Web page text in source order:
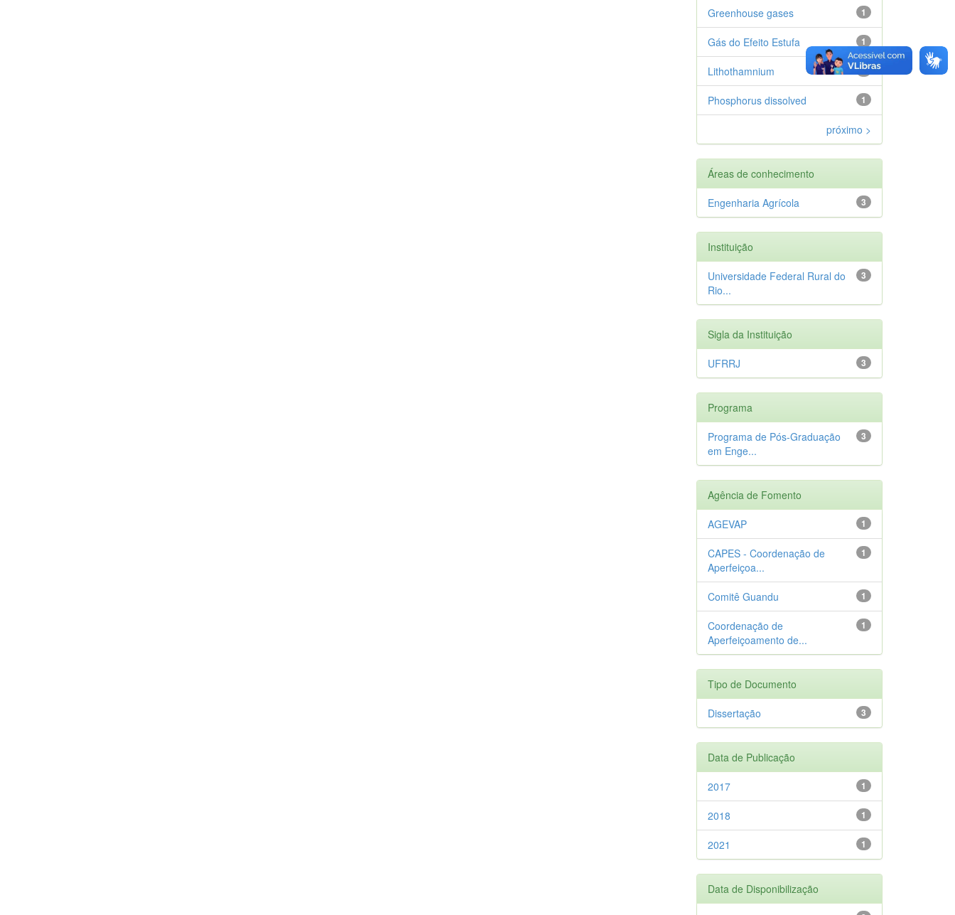
1
Greenhouse gases
1
Gás do Efeito Estufa
1
Lithothamnium
1
Phosphorus dissolved
próximo >
Áreas de conhecimento
3
Engenharia Agrícola
Instituição
3
Universidade Federal Rural do
Rio...
Sigla da Instituição
3
UFRRJ
Programa
3
Programa de Pós-Graduação
em Enge...
Agência de Fomento
1
AGEVAP
1
CAPES - Coordenação de
Aperfeiçoa...
1
Comitê Guandu
1
Coordenação de
Aperfeiçoamento de...
Tipo de Documento
3
Dissertação
Data de Publicação
1
2017
1
2018
1
2021
Data de Disponibilização